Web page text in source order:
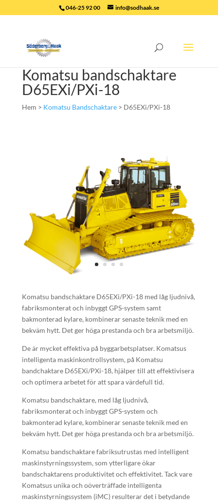
046-25 92 00 info@sodhaak.se
Komatsu bandschaktare
D65EXi/PXi-18
Hem > Komatsu Bandschaktare> D65EXi/PXi-18
Komatsu bandschaktare D65EXi/PXi-18 med låg ljudnivå,
fabriksmonterat och inbyggt GPS-system samt
bakmonterad kylare, kombinerar senaste teknik med en
bekväm hytt. Det ger höga prestanda och bra arbetsmiljö.
De är mycket effektiva på byggarbetsplatser. Komatsus
intelligenta maskinkontrollsystem, på Komatsu
bandchaktare D65EXi/PXi-18, hjälper till att effektivisera
och optimera arbetet för att spara värdefull tid.
Komatsu bandschaktare, med låg ljudnivå,
fabriksmonterat och inbyggt GPS-system och
bakmonterad kylare, kombinerar senaste teknik med en
bekväm hytt. Det ger höga prestanda och bra arbetsmiljö.
Komatsu bandschaktare fabriksutrustas med intelligent
maskinstyrningssystem, som ytterligare ökar
bandschaktarens produktivitet och effektivitet. Tack vare
Komatsus unika och oöverträffade intelligenta
maskinstyrningssystem (iMC) resulterar det i betydande